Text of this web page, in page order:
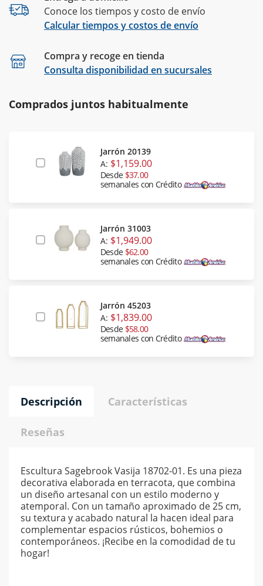
Conoce los tiempos y costo de envío
Calcular tiempos y costos de envío
Compra y recoge en tienda
Consulta disponibilidad en sucursales
Comprados juntos habitualmente
Jarrón 20139
A: $1,159.00
Desde $37.00
semanales con Crédito
Jarrón 31003
A: $1,949.00
Desde $62.00
semanales con Crédito
Jarrón 45203
A: $1,839.00
Desde $58.00
semanales con Crédito
Descripción Características
Reseñas
Escultura Sagebrook Vasija 18702-01. Es una pieza
decorativa elaborada en terracota, que combina
un diseño artesanal con un estilo moderno y
atemporal. Con un tamaño aproximado de 25 cm,
su textura y acabado natural la hacen ideal para
complementar espacios rústicos, bohemios o
contemporáneos. ¡Recibe en la comodidad de tu
hogar!